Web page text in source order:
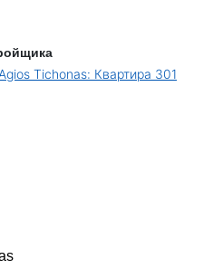
Tichonas: Квартира 301